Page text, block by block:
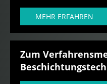
MEHR ERFAHREN
Zum